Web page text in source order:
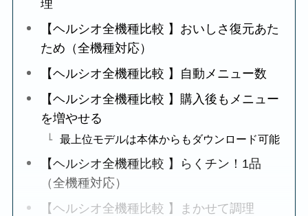
理
【ヘルシオ全機種比較 】おいしさ復元あた
ため（全機種対応）
【ヘルシオ全機種比較 】自動メニュー数
【ヘルシオ全機種比較 】購入後もメニュー
を増やせる
最上位モデルは本体からもダウンロード可能
【ヘルシオ全機種比較 】らくチン！1品
（全機種対応）
【ヘルシオ全機種比較 】まかせて調理